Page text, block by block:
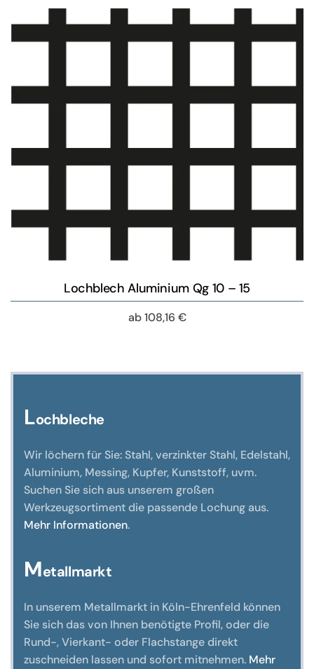
Lochblech Aluminium Qg 10 – 15
ab 108,16 €
Lochbleche
Wir löchern für Sie: Stahl, verzinkter Stahl, Edelstahl,
Aluminium, Messing, Kupfer, Kunststoff, uvm.
Suchen Sie sich aus unserem großen
Werkzeugsortiment die passende Lochung aus.
Mehr Informationen.
Metallmarkt
In unserem Metallmarkt in Köln-Ehrenfeld können
Sie sich das von Ihnen benötigte Profil, oder die
Rund-, Vierkant- oder Flachstange direkt
zuschneiden lassen und sofort mitnehmen. Mehr